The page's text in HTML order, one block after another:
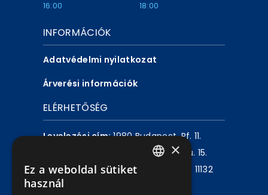
16:00
18:00
INFORMÁCIÓK
Adatvédelmi nyilatkozat
Árverési információk
ELÉRHETŐSÉG
Levelezési cím:1980 Budapest, Pf. 11.
1072 Budapest, Akácfa u. 15.
Központ telefon: +36 1 461 6500 / 11132
mellék
×
Ez a weboldal sütiket
használ